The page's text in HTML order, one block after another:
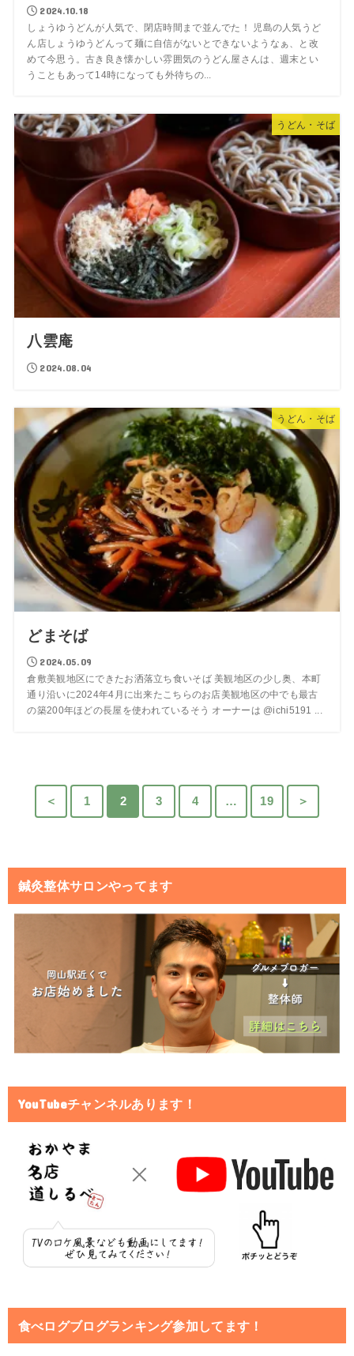
2024.10.18
しょうゆうどんが人気で、閉店時間まで並んでた！ 児島の人気うど
ん店しょうゆうどんって麺に自信がないとできないようなぁ、と改
めて今思う。古き良き懐かしい雰囲気のうどん屋さんは、週末とい
うこともあって14時になっても外待ちの...
うどん・そば
八雲庵
2024.08.04
うどん・そば
どまそば
2024.05.09
倉敷美観地区にできたお洒落立ち食いそば 美観地区の少し奥、本町
通り沿いに2024年4月に出来たこちらのお店美観地区の中でも最古
の築200年ほどの長屋を使われているそう オーナーは @ichi5191 ...
＜ 1 2 3 4 … 19 ＞
鍼灸整体サロンやってます
YouTubeチャンネルあります！
食べログブログランキング参加してます！